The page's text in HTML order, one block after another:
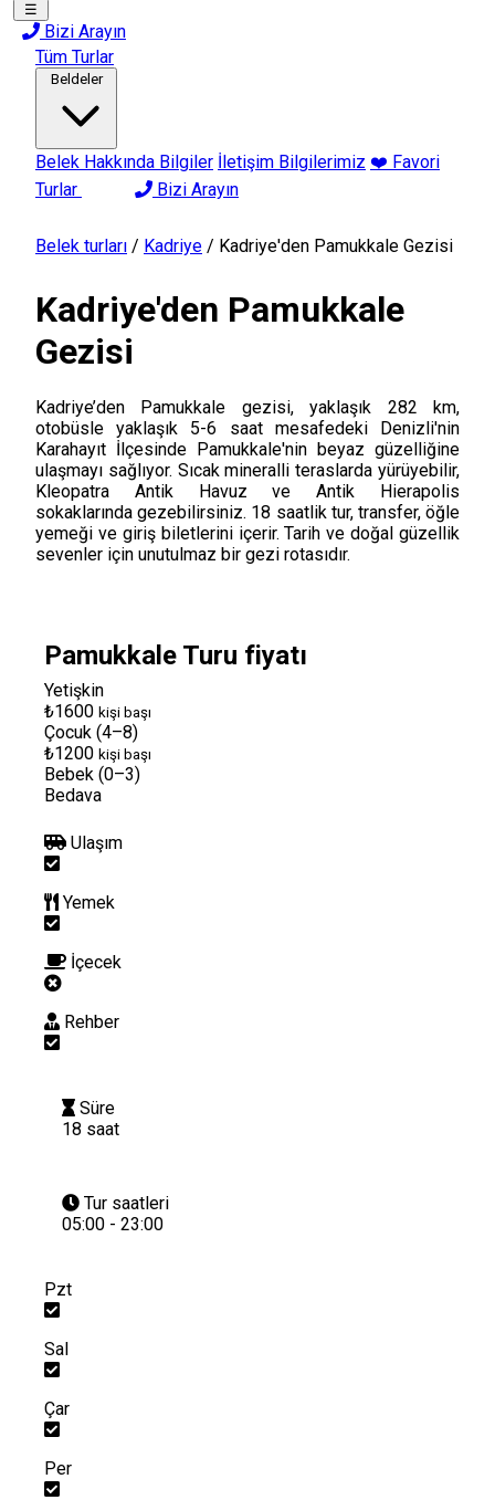
☰
Bizi Arayın
Tüm Turlar
Beldeler
Belek Hakkında Bilgiler İletişim Bilgilerimiz ❤️ Favori
Turlar
Bizi Arayın
Belek turları / Kadriye / Kadriye'den Pamukkale Gezisi
Kadriye'den Pamukkale
Gezisi
Kadriye’den Pamukkale gezisi, yaklaşık 282 km,
otobüsle yaklaşık 5-6 saat mesafedeki Denizli'nin
Karahayıt İlçesinde Pamukkale'nin beyaz güzelliğine
ulaşmayı sağlıyor. Sıcak mineralli teraslarda yürüyebilir,
Kleopatra Antik Havuz ve Antik Hierapolis
sokaklarında gezebilirsiniz. 18 saatlik tur, transfer, öğle
yemeği ve giriş biletlerini içerir. Tarih ve doğal güzellik
sevenler için unutulmaz bir gezi rotasıdır.
Pamukkale Turu fiyatı
Yetişkin
₺1600 kişi başı
Çocuk (4–8)
₺1200 kişi başı
Bebek (0–3)
Bedava
Ulaşım
Yemek
İçecek
Rehber
Süre
18 saat
Tur saatleri
05:00 - 23:00
Pzt
Sal
Çar
Per